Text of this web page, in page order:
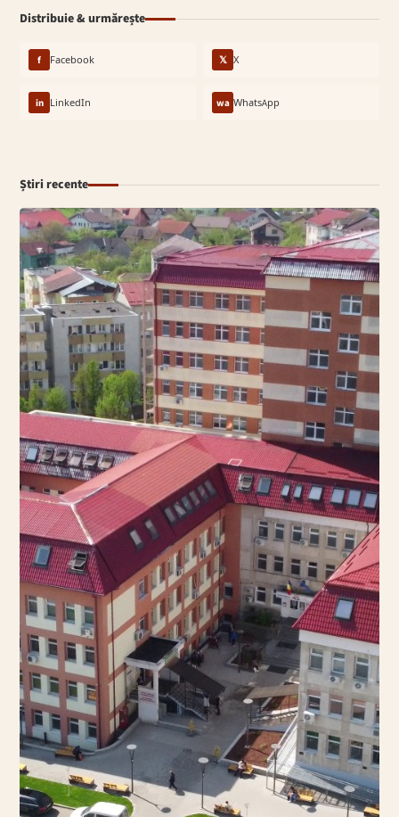
Distribuie & urmărește
f Facebook 𝕏 X
in LinkedIn wa WhatsApp
Știri recente